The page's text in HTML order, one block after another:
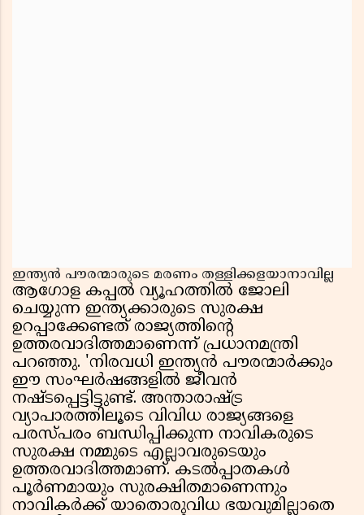
ഇന്ത്യൻ പൗരന്മാരുടെ മരണം തള്ളിക്കളയാനാവില്ല
ആഗോള കപ്പൽ വ്യൂഹത്തിൽ ജോലി
ചെയ്യുന്ന ഇന്ത്യക്കാരുടെ സുരക്ഷ
ഉറപ്പാക്കേണ്ടത് രാജ്യത്തിൻ്റെ
ഉത്തരവാദിത്തമാണെന്ന് പ്രധാനമന്ത്രി
പറഞ്ഞു. 'നിരവധി ഇന്ത്യൻ പൗരന്മാർക്കും
ഈ സംഘർഷങ്ങളിൽ ജീവൻ
നഷ്ടപ്പെട്ടിട്ടുണ്ട്. അന്താരാഷ്ട്ര
വ്യാപാരത്തിലൂടെ വിവിധ രാജ്യങ്ങളെ
പരസ്പരം ബന്ധിപ്പിക്കുന്ന നാവികരുടെ
സുരക്ഷ നമ്മുടെ എല്ലാവരുടെയും
ഉത്തരവാദിത്തമാണ്. കടൽപ്പാതകൾ
പൂർണമായും സുരക്ഷിതമാണെന്നും
നാവികർക്ക് യാതൊരുവിധ ഭയവുമില്ലാതെ